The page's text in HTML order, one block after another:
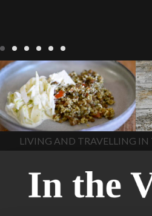
Notre cuisine
agriculture-
vendee comment cuisiner
les lentilles vertes cuisine-
vendue
cuisiner en France
cuisiner-avec-des-
ingrédients-vendus
cultures-vendues-lentilles la
cuisine au printemps la
cuisine avec les lentilles la
en vacances
lentilles vertes
lentilles vertes et boulgour
lentilles vertes-vendues les
In The Vendee